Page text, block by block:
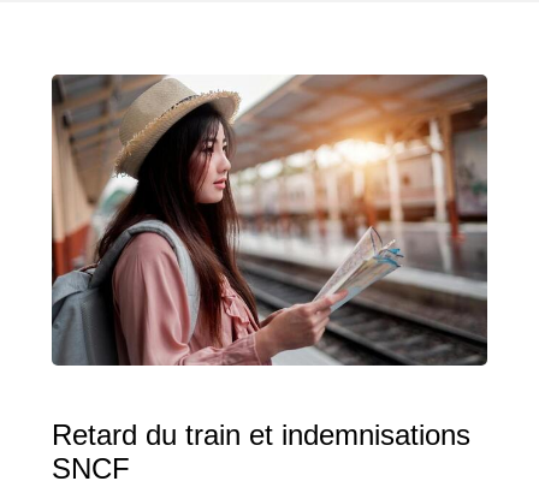
Retard du train et indemnisations
SNCF